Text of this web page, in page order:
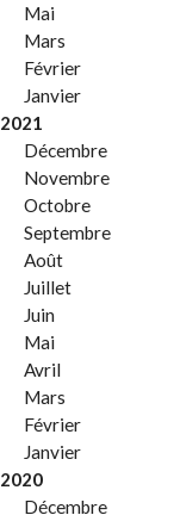
Mai
Mars
Février
Janvier
2021
Décembre
Novembre
Octobre
Septembre
Août
Juillet
Juin
Mai
Avril
Mars
Février
Janvier
2020
Décembre